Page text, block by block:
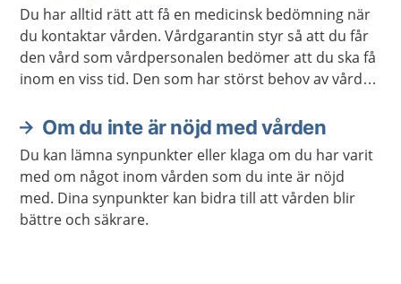
Du har alltid rätt att få en medicinsk bedömning när
du kontaktar vården. Vårdgarantin styr så att du får
den vård som vårdpersonalen bedömer att du ska få
inom en viss tid. Den som har störst behov av vård
Om du inte är nöjd med vården
Du kan lämna synpunkter eller klaga om du har varit
med om något inom vården som du inte är nöjd
med. Dina synpunkter kan bidra till att vården blir
bättre och säkrare.